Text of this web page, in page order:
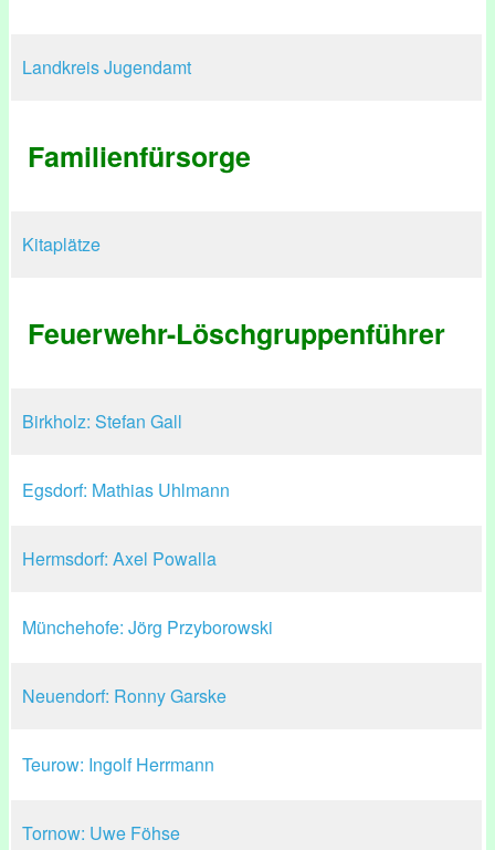
Landkreis Jugendamt
Familienfürsorge
Kitaplätze
Feuerwehr-Löschgruppenführer
Birkholz: Stefan Gall
Egsdorf: Mathias Uhlmann
Hermsdorf: Axel Powalla
Münchehofe: Jörg Przyborowski
Neuendorf: Ronny Garske
Teurow: Ingolf Herrmann
Tornow: Uwe Föhse